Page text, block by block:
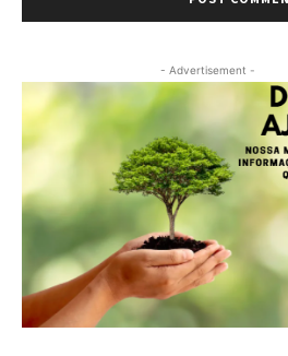
- Advertisement -